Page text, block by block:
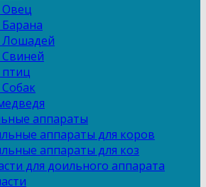
Овец
Лошадей
аппараты
аппараты для коров
аппараты для коз
для доильного аппарата